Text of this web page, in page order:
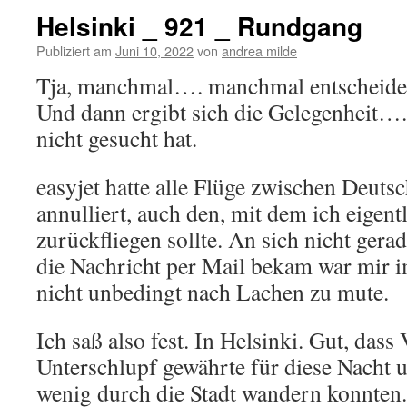
Helsinki _ 921 _ Rundgang
Publiziert am Juni 10, 2022von andrea milde
Tja, manchmal…. manchmal
Und dann ergibt sich die
nicht gesucht hat.
easyjet hatte alle Flüge zwischen
annulliert, auch den, mit dem ich
zurückfliegen sollte. An sich nicht
die Nachricht per Mail bekam war mir
nicht unbedingt nach Lachen zu mute.
Ich saß also fest. In Helsinki. Gut,
Unterschlupf gewährte für diese Nacht
wenig durch die Stadt wandern konnten.